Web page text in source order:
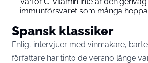
immunförsvaret som många
Spansk klassiker
Enligt intervjuer med vinmakare,
författare har tinto de verano länge